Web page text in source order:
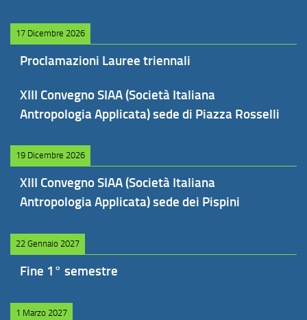
17 Dicembre 2026
Proclamazioni Lauree triennali
XIII Convegno SIAA (Società Italiana
Antropologia Applicata) sede di Piazza Rosselli
19 Dicembre 2026
XIII Convegno SIAA (Società Italiana
Antropologia Applicata) sede dei Pispini
22 Gennaio 2027
Fine 1° semestre
1 Marzo 2027